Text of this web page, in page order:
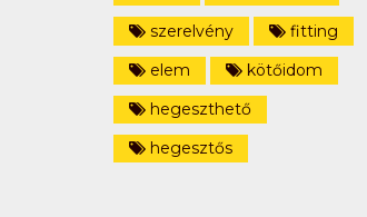
szerelvény
fitting
elem
kötőidom
hegeszthető
hegesztős